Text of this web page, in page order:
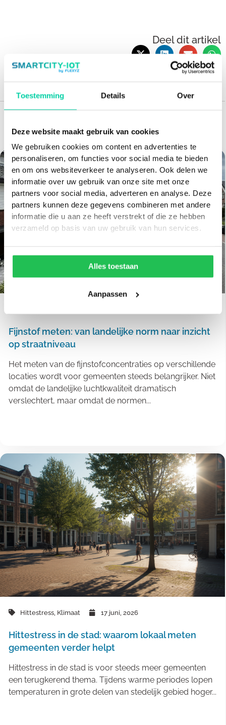
Toestemming Details Over
Deze website maakt gebruik van cookies
We gebruiken cookies om content en advertenties te
personaliseren, om functies voor social media te bieden
en om ons websiteverkeer te analyseren. Ook delen we
informatie over uw gebruik van onze site met onze
partners voor social media, adverteren en analyse. Deze
partners kunnen deze gegevens combineren met andere
informatie die u aan ze heeft verstrekt of die ze hebben
verzameld op basis van uw gebruik van hun services.
Alles toestaan
Aanpassen
Deel dit artikel
Aanbevolen artikelen voor jou
Fijnstof meten: van landelijke norm naar inzicht
op straatniveau
Het meten van de fijnstofconcentraties op verschillende
locaties wordt voor gemeenten steeds belangrijker. Niet
omdat de landelijke luchtkwaliteit dramatisch
verslechtert, maar omdat de normen...
Hittestress, Klimaat 17 juni, 2026
Hittestress in de stad: waarom lokaal meten
gemeenten verder helpt
Hittestress in de stad is voor steeds meer gemeenten
een terugkerend thema. Tijdens warme periodes lopen
temperaturen in grote delen van stedelijk gebied hoger...